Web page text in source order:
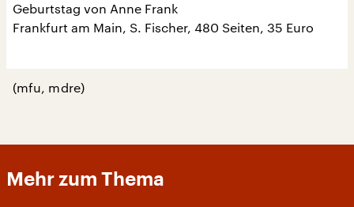
Geburtstag von Anne Frank
Frankfurt am Main, S. Fischer, 480 Seiten, 35 Euro
(mfu, mdre)
Mehr zum Thema